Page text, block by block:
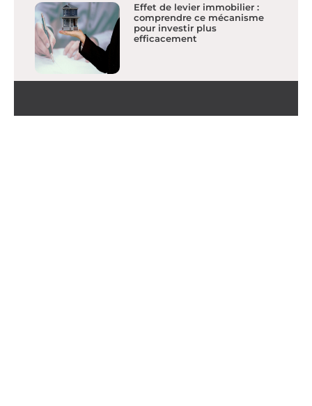
Effet de levier immobilier :
comprendre ce mécanisme
pour investir plus
efficacement